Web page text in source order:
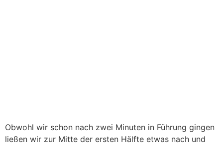
Obwohl wir schon nach zwei Minuten in Führung gingen
ließen wir zur Mitte der ersten Hälfte etwas nach und